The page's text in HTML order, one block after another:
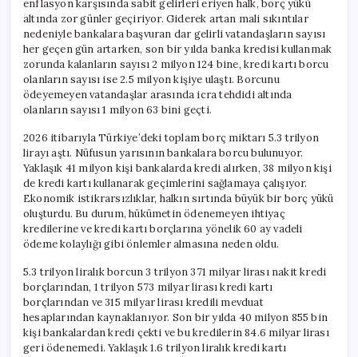
Aştı
için
enflasyon karşısında sabit gelirleri eriyen halk, borç yükü
altında zor günler geçiriyor. Giderek artan mali sıkıntılar
nedeniyle bankalara başvuran dar gelirli vatandaşların sayısı
her geçen gün artarken, son bir yılda banka kredisi kullanmak
zorunda kalanların sayısı 2 milyon 124 bine, kredi kartı borcu
olanların sayısı ise 2.5 milyon kişiye ulaştı. Borcunu
ödeyemeyen vatandaşlar arasında icra tehdidi altında
olanların sayısı 1 milyon 63 bini geçti.
2026 itibarıyla Türkiye’deki toplam borç miktarı 5.3 trilyon
lirayı aştı. Nüfusun yarısının bankalara borcu bulunuyor.
Yaklaşık 41 milyon kişi bankalarda kredi alırken, 38 milyon kişi
de kredi kartı kullanarak geçimlerini sağlamaya çalışıyor.
Ekonomik istikrarsızlıklar, halkın sırtında büyük bir borç yükü
oluşturdu. Bu durum, hükümetin ödenemeyen ihtiyaç
kredilerine ve kredi kartı borçlarına yönelik 60 ay vadeli
ödeme kolaylığı gibi önlemler almasına neden oldu.
5.3 trilyon liralık borcun 3 trilyon 371 milyar lirası nakit kredi
borçlarından, 1 trilyon 573 milyar lirası kredi kartı
borçlarından ve 315 milyar lirası kredili mevduat
hesaplarından kaynaklanıyor. Son bir yılda 40 milyon 855 bin
kişi bankalardan kredi çekti ve bu kredilerin 84.6 milyar lirası
geri ödenemedi. Yaklaşık 1.6 trilyon liralık kredi kartı